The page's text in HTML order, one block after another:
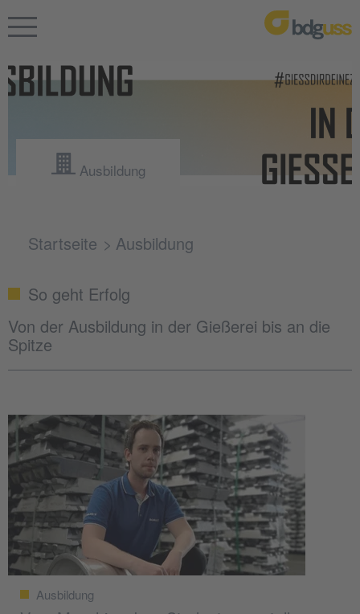
Ausbildung
Startseite Ausbildung
So geht Erfolg
Von der Ausbildung in der Gießerei bis an die
Spitze
Ausbildung